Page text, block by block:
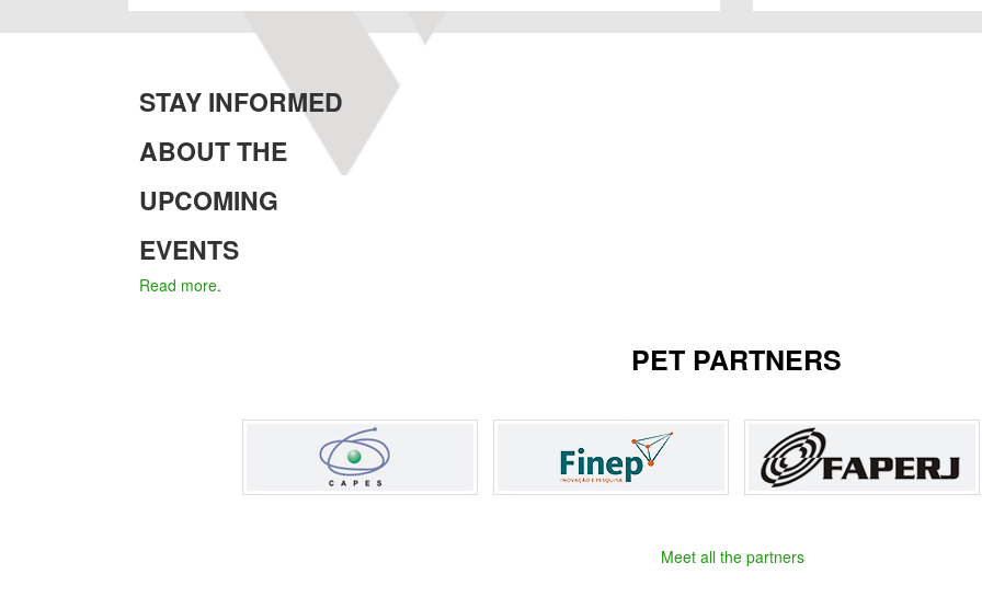
STAY INFORMED
ABOUT THE
UPCOMING
EVENTS
Read more.
PET PARTNERS
Meet all the partners